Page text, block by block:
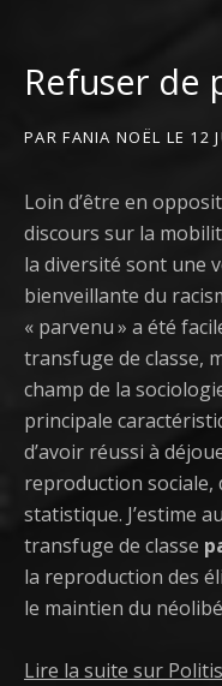
Refuser de
PARFANIA NOËL LE 12
Loin d’être en
discours sur la
la diversité sont une
bienveillante du
« parvenu » a été
transfuge de classe,
champ de la
principale
d’avoir réussi à
reproduction sociale,
statistique. J’estime
transfuge de classe
la reproduction des
le maintien du
Lire la suite sur